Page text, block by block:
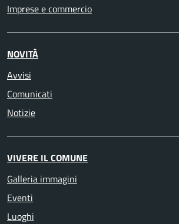
Imprese e commercio
NOVITÀ
Avvisi
Comunicati
Notizie
VIVERE IL COMUNE
Galleria immagini
Eventi
Luoghi